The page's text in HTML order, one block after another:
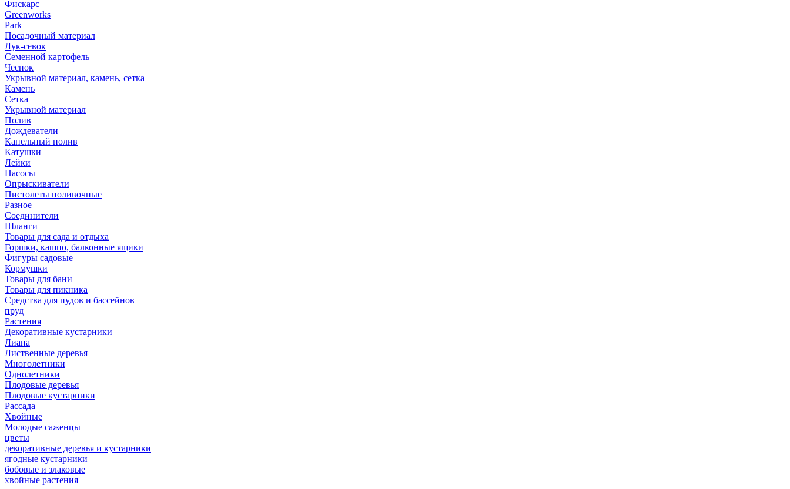
Фискарс
Greenworks
Park
Посадочный материал
Лук-севок
Семенной картофель
Чеснок
Укрывной материал, камень, сетка
Камень
Сетка
Укрывной материал
Полив
Дождеватели
Капельный полив
Катушки
Лейки
Насосы
Опрыскиватели
Пистолеты поливочные
Разное
Соединители
Шланги
Товары для сада и отдыха
Горшки, кашпо, балконные ящики
Фигуры садовые
Кормушки
Товары для бани
Товары для пикника
Средства для пудов и бассейнов
пруд
Растения
Декоративные кустарники
Лиана
Лиственные деревья
Многолетники
Однолетники
Плодовые деревья
Плодовые кустарники
Рассада
Хвойные
Молодые саженцы
цветы
декоративные деревья и кустарники
ягодные кустарники
бобовые и злаковые
хвойные растения